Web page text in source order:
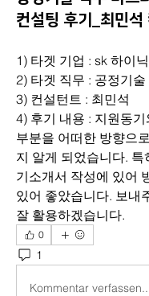
컨설팅 후기_최민석
1) 타겟 기업 : sk 하이
2) 타겟 직무 : 공정기술
3) 컨설턴트 : 최민석
4) 후기 내용 : 지원동
부분을 어떠한 방향으
지 알게 되었습니다.
기소개서 작성에 있어
있어 좋았습니다. 보내
잘 활용하겠습니다.
0
1
Kommentar verfassen...